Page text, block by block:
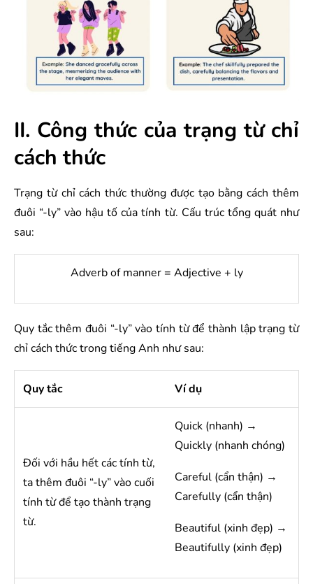
II. Công thức của trạng từ chỉ
cách thức
Trạng từ chỉ cách thức thường được tạo bằng cách thêm
đuôi “-ly” vào hậu tố của tính từ. Cấu trúc tổng quát như
sau:
Adverb of manner = Adjective + ly
Quy tắc thêm đuôi “-ly” vào tính từ để thành lập trạng từ
chỉ cách thức trong tiếng Anh như sau:
Quy tắc Ví dụ
Đối với hầu hết các tính từ,
ta thêm đuôi “-ly” vào cuối
tính từ để tạo thành trạng
từ.
Quick (nhanh) →
Quickly (nhanh chóng)
Careful (cẩn thận) →
Carefully (cẩn thận)
Beautiful (xinh đẹp) →
Beautifully (xinh đẹp)